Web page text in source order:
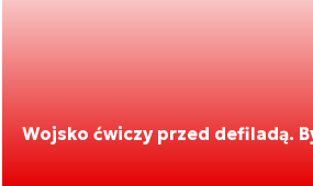
Wojsko ćwiczy przed defiladą.